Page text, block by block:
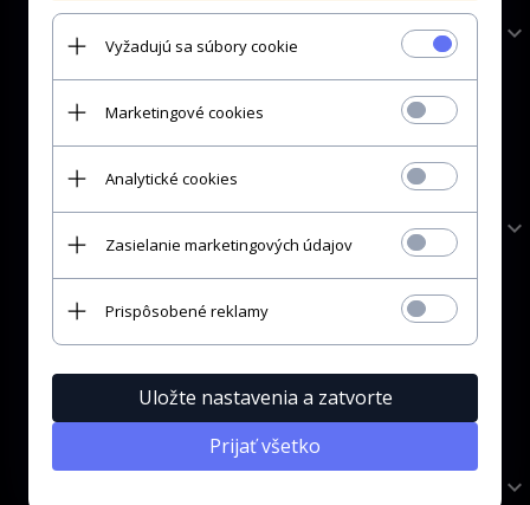
Informace
Kontakt
Obchodní podmínky
Ochrana osobních údajů
Vrácení zboží a reklamace
Možnosti platby
Doprava a platba
Odeslání do zahraničí
Spolupráce
Vyžadujú sa súbory cookie
Marketingové cookies
Analytické cookies
Zasielanie marketingových údajov
Prispôsobené reklamy
Uložte nastavenia a zatvorte
Prijať všetko